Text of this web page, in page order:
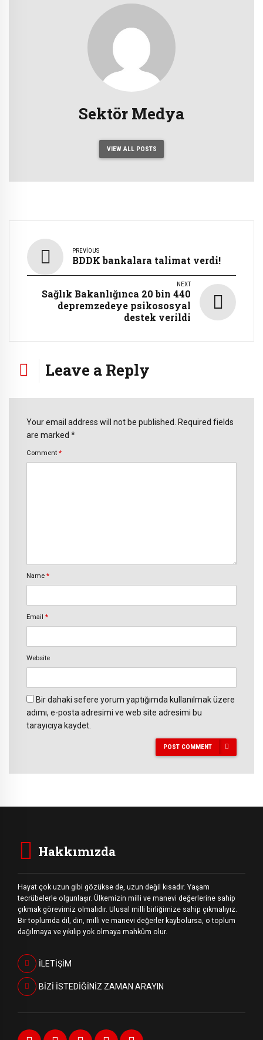
Sektör Medya
VIEW ALL POSTS
PREVIOUS
BDDK bankalara talimat verdi!
NEXT
Sağlık Bakanlığınca 20 bin 440
depremzedeye psikososyal
destek verildi
Leave a Reply
Your email address will not be published. Required fields
are marked *
Comment *
Name *
Email *
Website
Bir dahaki sefere yorum yaptığımda kullanılmak üzere
adımı, e-posta adresimi ve web site adresimi bu
tarayıcıya kaydet.
POST COMMENT
Hakkımızda
Hayat çok uzun gibi gözükse de, uzun değil kısadır. Yaşam
tecrübelerle olgunlaşır. Ülkemizin milli ve manevi değerlerine sahip
çıkmak görevimiz olmalıdır. Ulusal milli birliğimize sahip çıkmalıyız.
Bir toplumda dil, din, milli ve manevi değerler kaybolursa, o toplum
dağılmaya ve yıkılıp yok olmaya mahkûm olur.
İLETİŞİM
BİZİ İSTEDİĞİNİZ ZAMAN ARAYIN